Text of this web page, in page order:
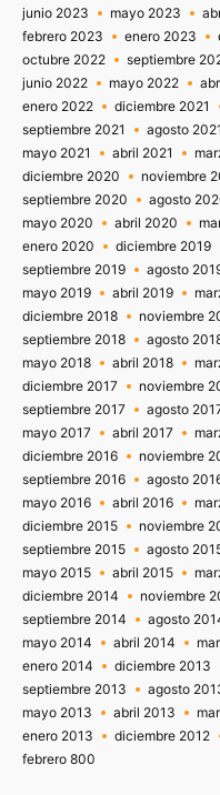
junio 2023
mayo 2023
febrero 2023
enero 2023
octubre 2022
septiembre
junio 2022
mayo 2022
enero 2022
diciembre 2021
septiembre 2021
agosto 2021
mayo 2021
abril 2021
diciembre 2020
noviembre
septiembre 2020
agosto
mayo 2020
abril 2020
enero 2020
diciembre 2019
septiembre 2019
agosto
mayo 2019
abril 2019
diciembre 2018
noviembre
septiembre 2018
agosto
mayo 2018
abril 2018
diciembre 2017
noviembre
septiembre 2017
agosto
mayo 2017
abril 2017
diciembre 2016
noviembre
septiembre 2016
agosto
mayo 2016
abril 2016
diciembre 2015
noviembre
septiembre 2015
agosto
mayo 2015
abril 2015
diciembre 2014
noviembre
septiembre 2014
agosto
mayo 2014
abril 2014
enero 2014
diciembre 2013
septiembre 2013
agosto
mayo 2013
abril 2013
enero 2013
diciembre 2012
febrero 800